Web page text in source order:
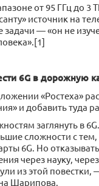
от 95 ГГц до 3
источник на
— «он не
6G в дорожную
«Ростеха»
и добавить туда
заглянуть в
сложности с тем,
6G. Но
через науку,
из этой
Шарипова.